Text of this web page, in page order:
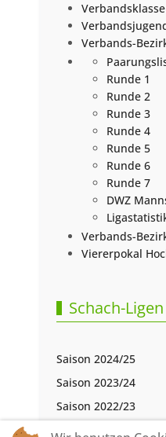
Verbands-
Runde 1
Runde 2
Runde 3
Runde 4
Runde 5
Runde 6
Runde 7
DWZ
Verbands-
Viererpokal
Schach-
Saison 2024/25
Saison 2023/24
Saison 2022/23
Saison 2021/22